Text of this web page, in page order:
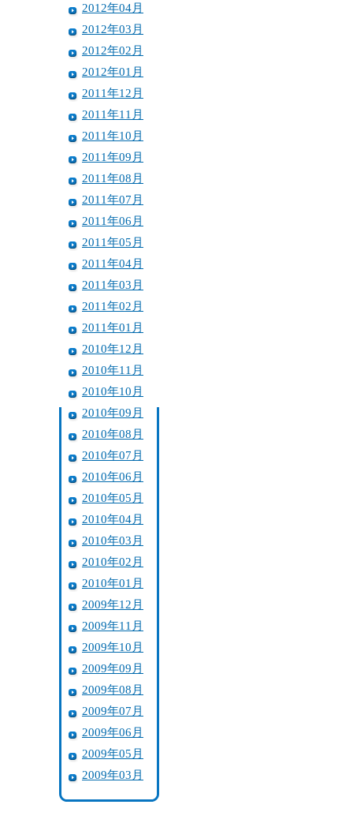
2012年04月
2012年03月
2012年02月
2012年01月
2011年12月
2011年11月
2011年10月
2011年09月
2011年08月
2011年07月
2011年06月
2011年05月
2011年04月
2011年03月
2011年02月
2011年01月
2010年12月
2010年11月
2010年10月
2010年09月
2010年08月
2010年07月
2010年06月
2010年05月
2010年04月
2010年03月
2010年02月
2010年01月
2009年12月
2009年11月
2009年10月
2009年09月
2009年08月
2009年07月
2009年06月
2009年05月
2009年03月